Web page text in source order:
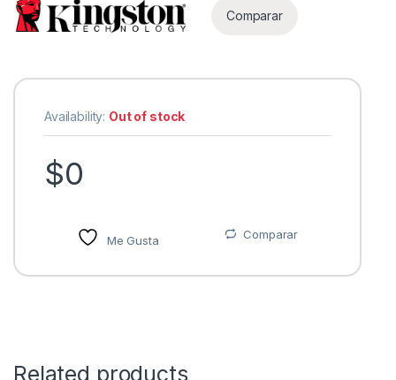
Comparar
Availability: Out of stock
$0
Me Gusta Comparar
Related products